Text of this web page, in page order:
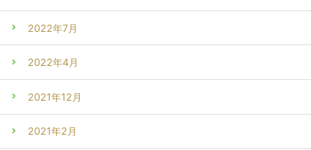
2022年7月
2022年4月
2021年12月
2021年2月